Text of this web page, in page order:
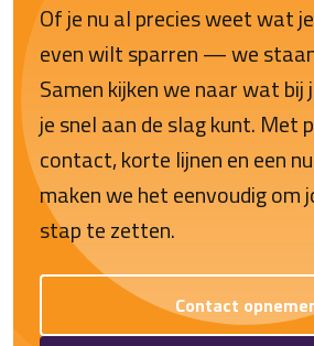
Of je nu al precies weet wat
even wilt sparren — we
Samen kijken we naar wat bij
je snel aan de slag kunt. Met
contact, korte lijnen en een
maken we het eenvoudig om
stap te zetten.
Contact